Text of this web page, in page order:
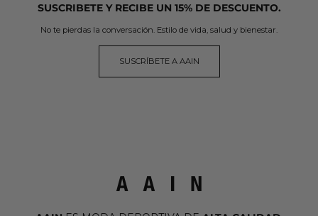
SUSCRIBETE Y RECIBE UN 15% DE DESCUENTO.
No te pierdas la conversación. Estilo de vida, salud y bienestar.
SUSCRÍBETE A AAIN